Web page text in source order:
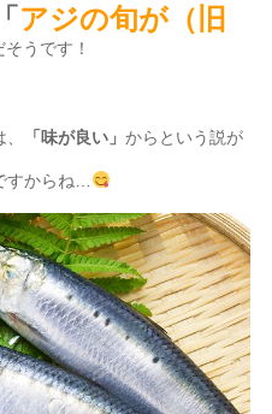
「アジの旬が（旧
そうです！
「味が良い」からという説が
すからね…